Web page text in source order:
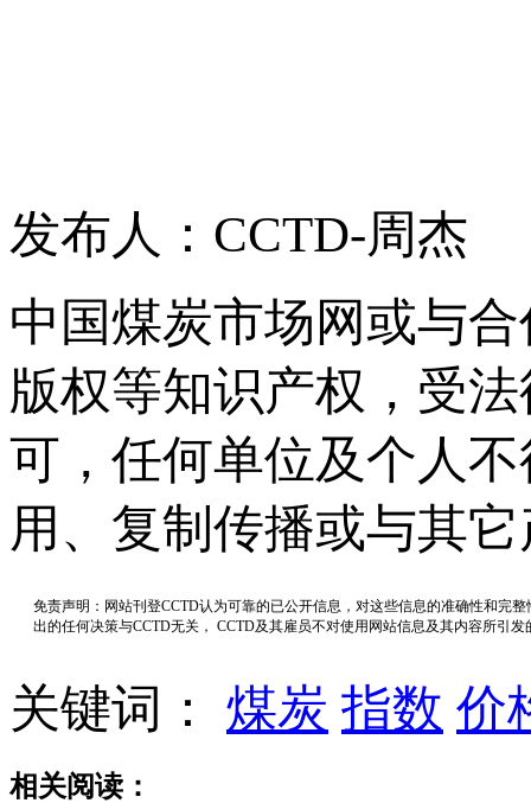
发布人：CCTD-周杰
中国煤炭市场网或与
版权等知识产权，受
可，任何单位及个人
用、复制传播或与其
免责声明：网站刊登CCTD认为可靠的已公开信息，对这些信息的准确性和完
出的任何决策与CCTD无关， CCTD及其雇员不对使用网站信息及其内容所引
关键词： 煤炭 指数 价
相关阅读：